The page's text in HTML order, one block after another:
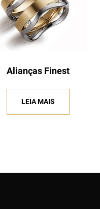
Alianças Finest
LEIA MAIS